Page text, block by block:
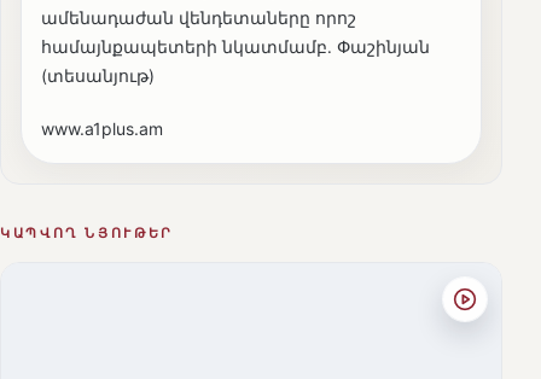
ամենադաժան վենդետաները որոշ
համայնքապետերի նկատմամբ․ Փաշինյան
(տեսանյութ)
www.a1plus.am
ԿԱՊՎՈՂ ՆՅՈՒԹԵՐ